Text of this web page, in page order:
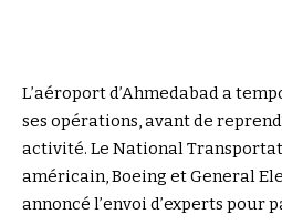
L’aéroport d’Ahmedabad a
ses opérations, avant de
activité. Le National
américain, Boeing et General
annoncé l’envoi d’experts pour